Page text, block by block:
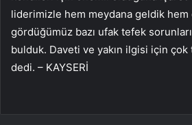
liderimizle hem meydana geldik
gördüğümüz bazı ufak tefek
bulduk. Daveti ve yakın ilgisi için
dedi. – KAYSERİ